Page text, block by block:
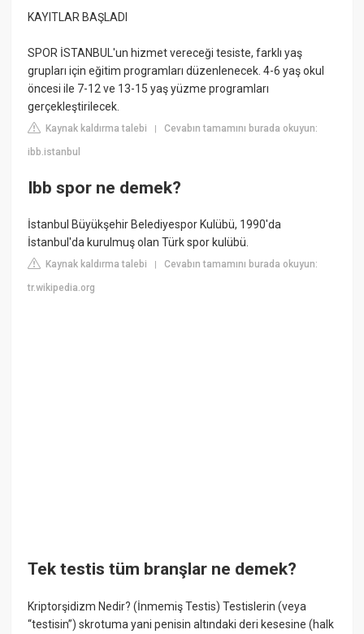
KAYITLAR BAŞLADI
SPOR İSTANBUL'un hizmet vereceği tesiste, farklı yaş
grupları için eğitim programları düzenlenecek. 4-6 yaş okul
öncesi ile 7-12 ve 13-15 yaş yüzme programları
gerçekleştirilecek.
Kaynak kaldırma talebi |Cevabın tamamını burada okuyun:
ibb.istanbul
Ibb spor ne demek?
İstanbul Büyükşehir Belediyespor Kulübü, 1990'da
İstanbul'da kurulmuş olan Türk spor kulübü.
Kaynak kaldırma talebi |Cevabın tamamını burada okuyun:
tr.wikipedia.org
Tek testis tüm branşlar ne demek?
Kriptorşidizm Nedir? (İnmemiş Testis) Testislerin (veya
“testisin”) skrotuma yani penisin altındaki deri kesesine (halk